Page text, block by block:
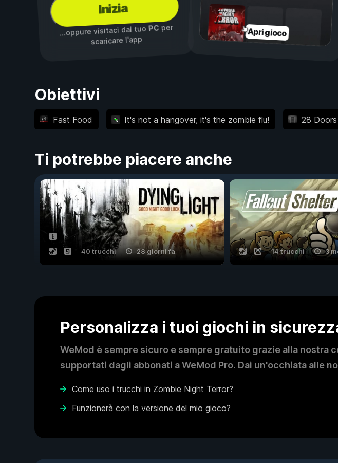
Inizia
...oppure visitaci dal tuo PCper
scaricare l'app
Apri gioco
Obiettivi
Fast Food It's not a hangover, it's the zombie flu! 28
Ti potrebbe piacere anche
40 trucchi 28 giorni fa 14 trucchi 3
Personalizza i tuoi giochi in
WeMod è sempre sicuro e sempre gratuito grazie alla
supportati dagli abbonati a WeMod Pro. Dai un'occhiata alle
Come uso i trucchi in Zombie Night Terror?
Funzionerà con la versione del mio gioco?